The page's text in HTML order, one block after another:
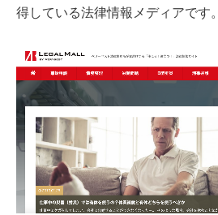
得している法律情報メディアです。